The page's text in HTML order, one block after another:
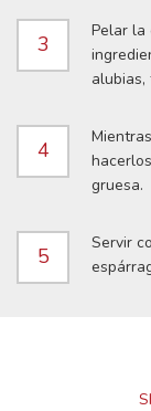
3
Pelar la
4
gruesa.
5
Servir